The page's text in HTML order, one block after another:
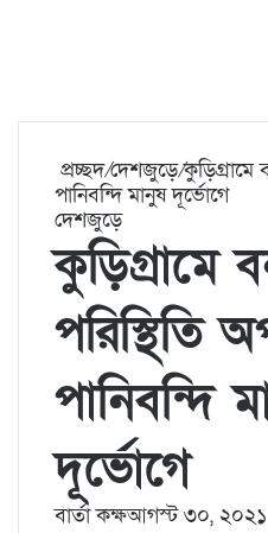
প্রচ্ছদ/দেশজুড়ে/কুড়িগ্রামে
পানিবন্দি মানুষ দূর্ভোগে
দেশজুড়ে
কুড়িগ্রামে
পরিস্থিতি
পানিবন্দি
দূর্ভোগে
বার্তা কক্ষআগস্ট ৩০, ২০২১